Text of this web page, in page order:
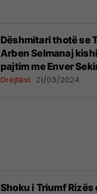
Dëshmitari thotë se
Arben Selmanaj
pajtim me Enver
Drejtësi 21/03/2024
Shoku i Triumf Rizës